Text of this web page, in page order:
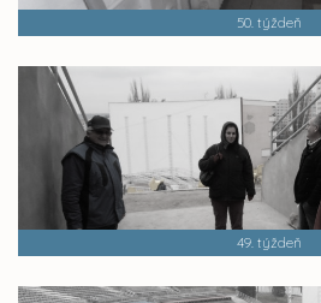
50. týždeň
49. týždeň